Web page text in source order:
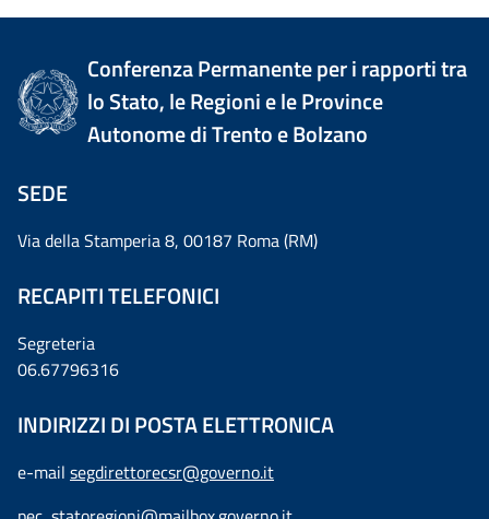
Conferenza Permanente per i rapporti tra
lo Stato, le Regioni e le Province
Autonome di Trento e Bolzano
SEDE
Via della Stamperia 8, 00187 Roma (RM)
RECAPITI TELEFONICI
Segreteria
06.67796316
INDIRIZZI DI POSTA ELETTRONICA
e-mail segdirettorecsr@governo.it